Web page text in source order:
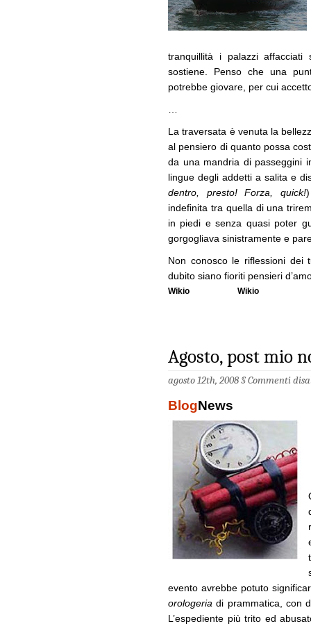
tranquillità i palazzi affacciati
sostiene. Penso che una
potrebbe giovare, per cui
…
La traversata è venuta la
al pensiero di quanto possa
da una mandria di passeggini
lingue degli addetti a salita e
dentro, presto! Forza, quick!
indefinita tra quella di una
in piedi e senza quasi poter
gorgogliava sinistramente e
Non conosco le riflessioni dei
dubito siano fioriti pensieri
Wikio Wikio
Agosto, post mio
agosto 12th, 2008 §Commenti
BlogNews
evento avrebbe potuto
orologeria di prammatica, con
L’espediente più trito ed